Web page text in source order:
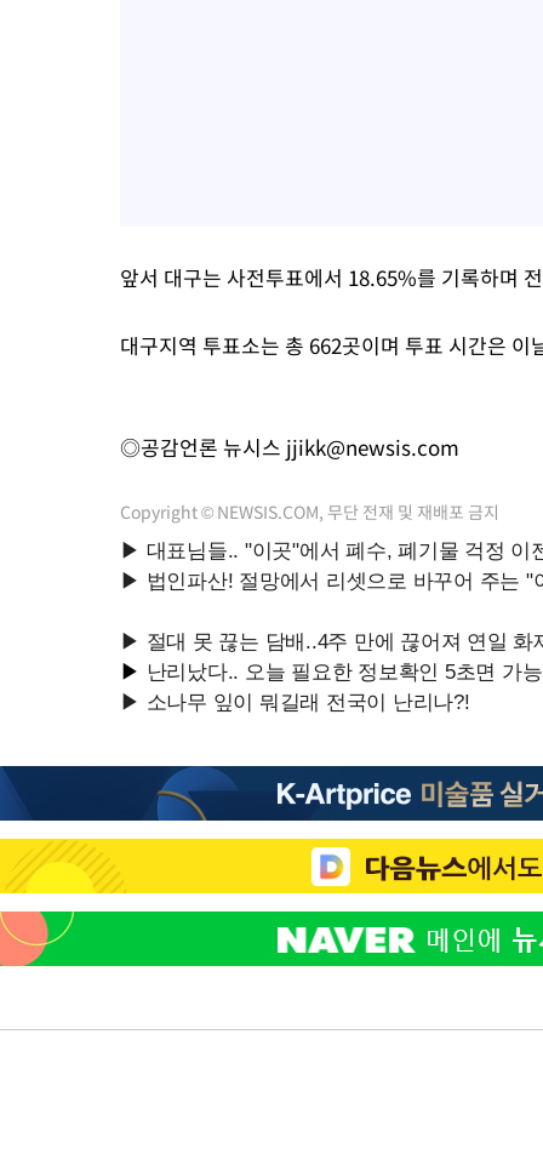
앞서 대구는 사전투표에서 18.65%를 기록하며
대구지역 투표소는 총 662곳이며 투표 시간은 이
◎공감언론 뉴시스 jjikk@newsis.com
Copyright © NEWSIS.COM, 무단 전재 및 재배포 금지